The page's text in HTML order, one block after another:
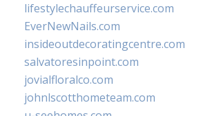
lifestylechauffeurservice.com
EverNewNails.com
insideoutdecoratingcentre.com
salvatoresinpoint.com
jovialfloralco.com
johnlscotthometeam.com